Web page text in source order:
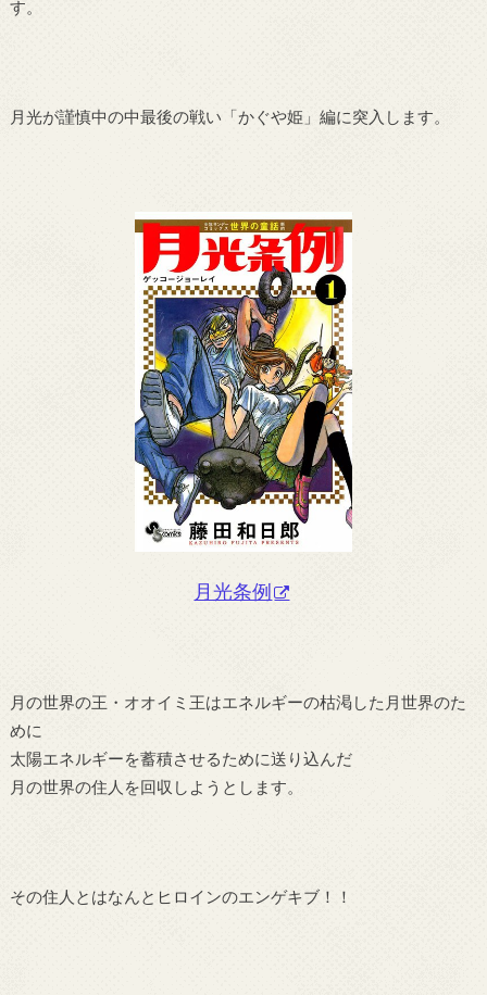
す。
月光が謹慎中の中最後の戦い「かぐや姫」編に突入します。
月光条例
月の世界の王・オオイミ王はエネルギーの枯渇した月世界のた
めに
太陽エネルギーを蓄積させるために送り込んだ
月の世界の住人を回収しようとします。
その住人とはなんとヒロインのエンゲキブ！！